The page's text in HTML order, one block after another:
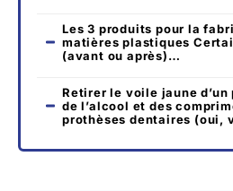
Les 3 produits pour la
matières plastiques
(avant ou après)…
Retirer le voile jaune
de l’alcool et des
prothèses dentaires (oui,